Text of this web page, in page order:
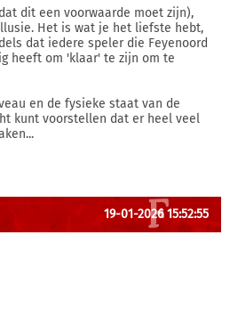
dit een voorwaarde moet zijn),
Het is wat je het liefste hebt,
dat iedere speler die Feyenoord
heeft om 'klaar' te zijn om te
en de fysieke staat van de
kunt voorstellen dat er heel veel
19-01-2026 15:52:55